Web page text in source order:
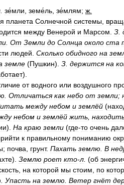
зе́мли земе́ль зе́млям; ж
планета Солнечной системы
между Венерой и Марсом З
От Земли до Солнца около ста
людей Сколько обидного на
земле (Пушкин). З держится на
).
от водного или воздушного
Отличаться как небо от земли;
между небом и землёй (
небом и землёй жить
). На краю земли (где-то очень
к правильному пониманию
; почва грунт. Пахать землю В
). Землю роет кто-л (об
на которой мы стоим по
Упасть на землю Ветер гнёт